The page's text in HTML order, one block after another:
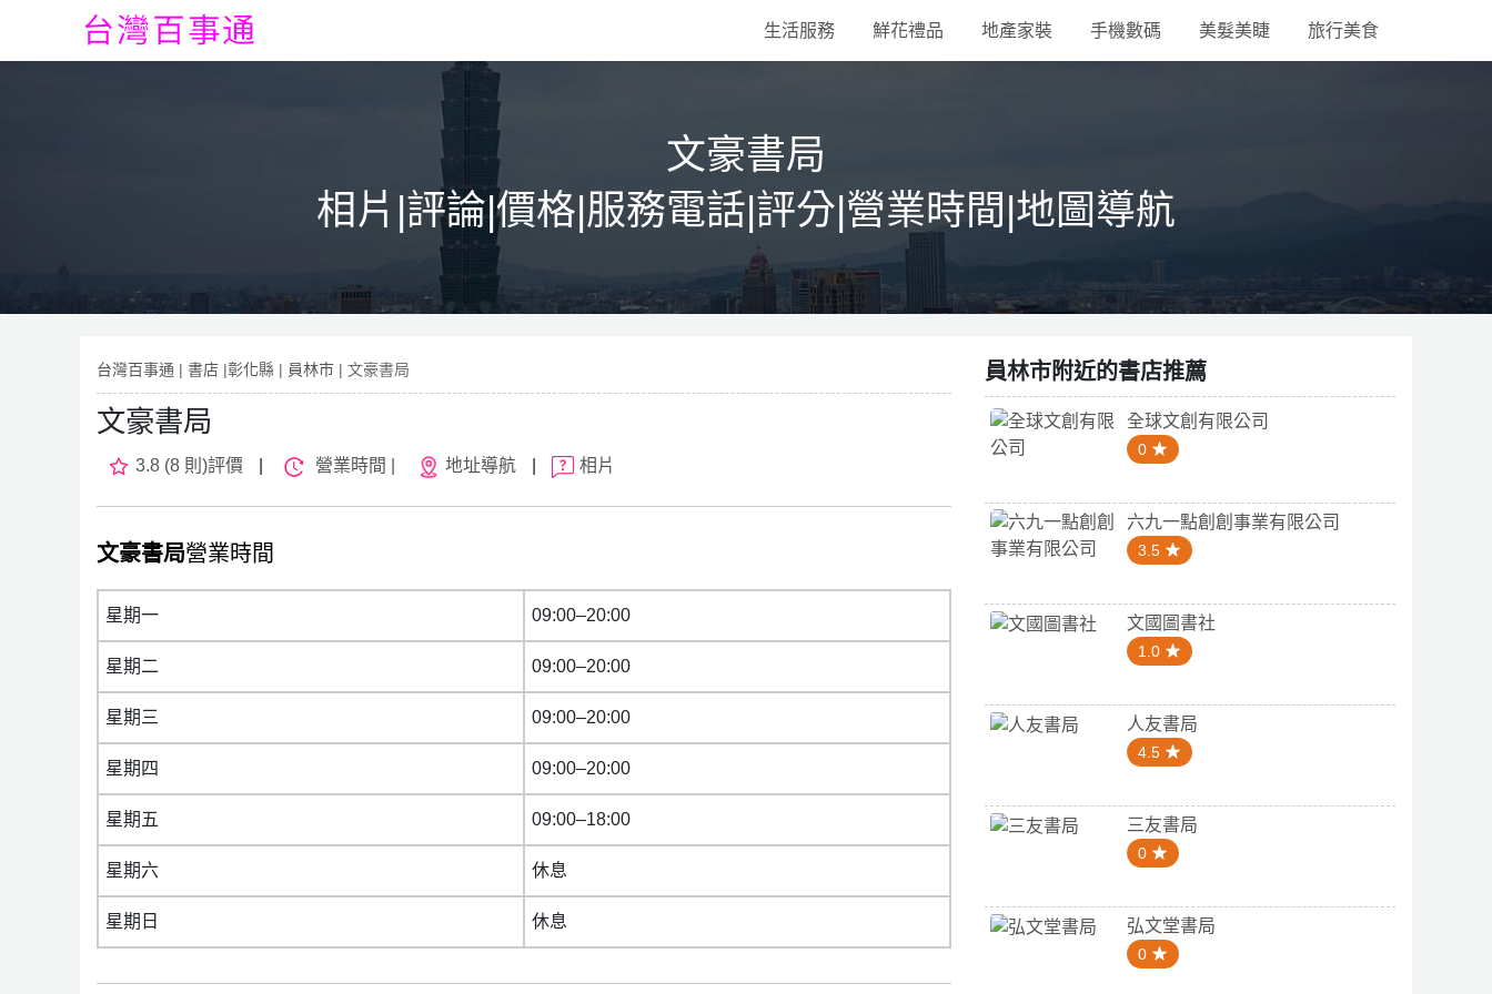
生活服務 鮮花禮品 地產家裝 手機數碼 美髮美睫 旅行美食
文豪書局
相片|評論|價格|服務電話|評分|營業時間|地圖導航
台灣百事通 | 書店 |彰化縣 | 員林市 | 文豪書局
文豪書局
3.8 (8 則)評價 營業時間 | 地址導航 相片
文豪書局營業時間
星期一 09:00–20:00
星期二 09:00–20:00
星期三 09:00–20:00
星期四 09:00–20:00
星期五 09:00–18:00
星期六 休息
星期日 休息
員林市附近的書店推薦
全球文創有限公司
0
六九一點創創事業有限公司
3.5
文國圖書社
1.0
人友書局
4.5
三友書局
0
弘文堂書局
0